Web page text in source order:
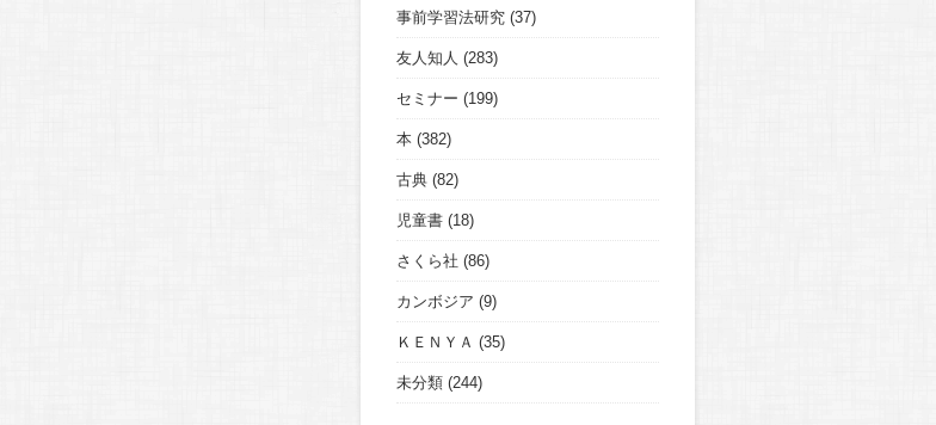
事前学習法研究 (37)
友人知人 (283)
セミナー (199)
本 (382)
古典 (82)
児童書 (18)
さくら社 (86)
カンボジア (9)
ＫＥＮＹＡ (35)
未分類 (244)